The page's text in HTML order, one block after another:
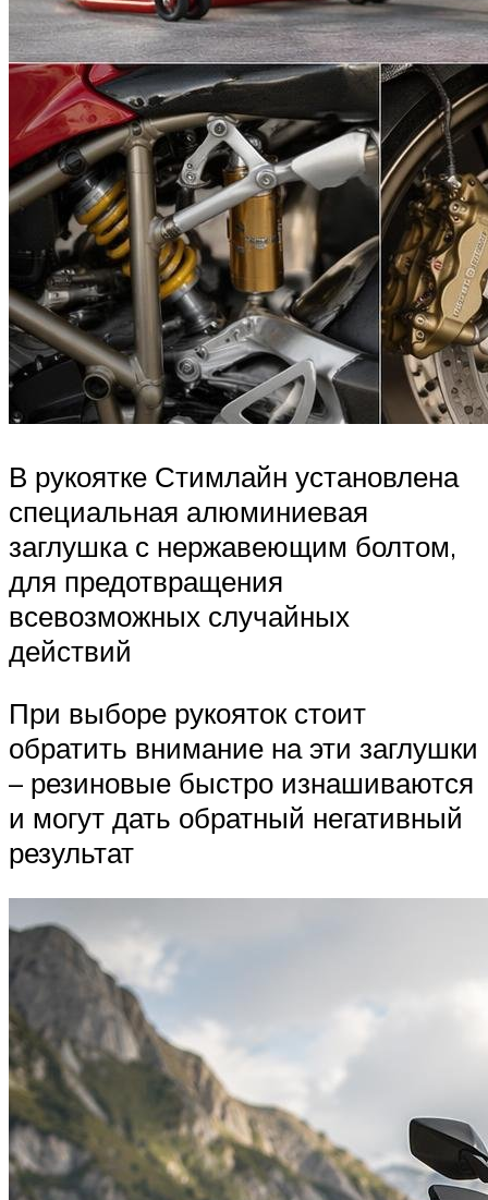
В рукоятке Стимлайн установлена
специальная алюминиевая
заглушка с нержавеющим болтом,
для предотвращения
всевозможных случайных
действий
При выборе рукояток стоит
обратить внимание на эти заглушки
– резиновые быстро изнашиваются
и могут дать обратный негативный
результат